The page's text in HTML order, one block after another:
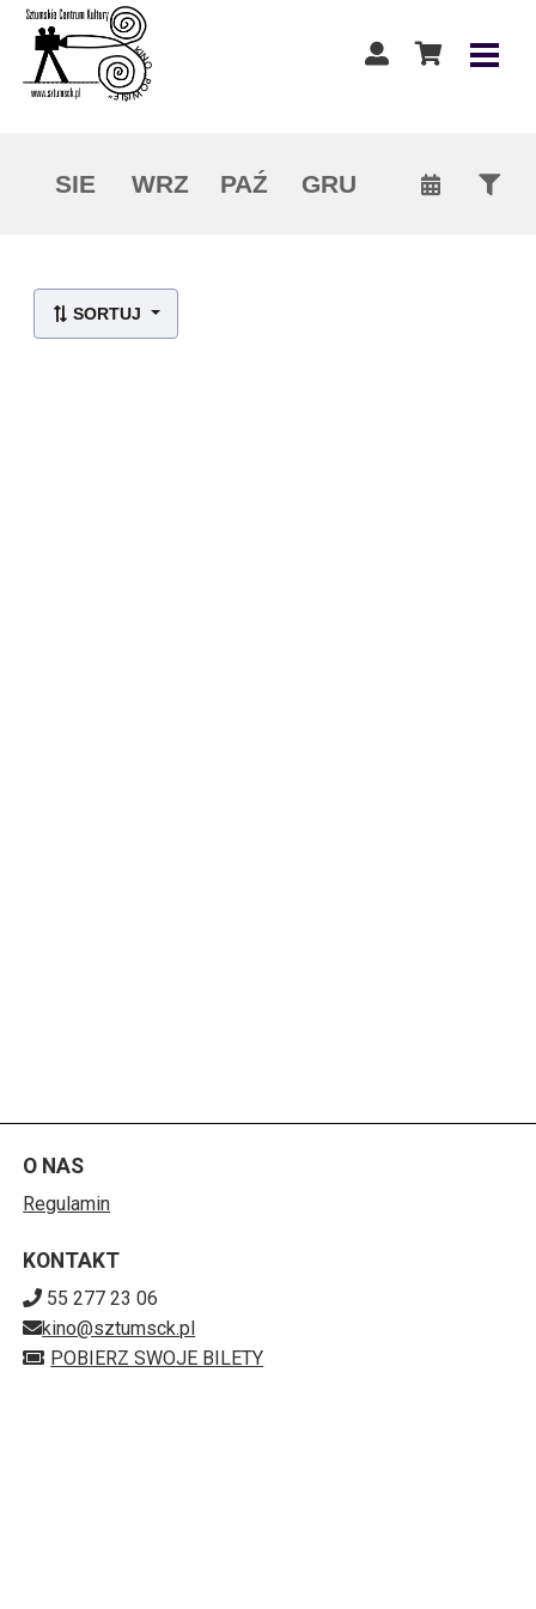
SIE WRZ PAŹ GRU
Lista wydarzeń:
SORTUJ
O NAS
Regulamin
KONTAKT
55 277 23 06
kino@sztumsck.pl
POBIERZ SWOJE BILETY